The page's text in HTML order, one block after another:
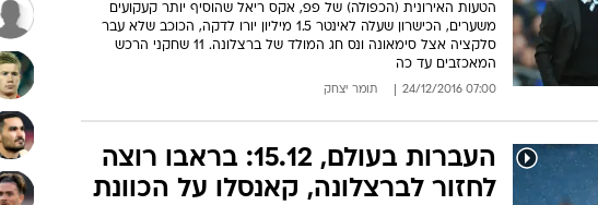
הטעות האירונית (הכפולה) של פפ, אקס ריאל שהוסיף יותר קעקועים
משערים, הכישרון שעלה לאינטר 1.5 מיליון יורו לדקה, הכוכב שלא עבר
סלקציה אצל סימאונה ונס חג המולד של ברצלונה. 11 שחקני הרכש
המאכזבים עד כה
07:00 24/12/2016 תומר יצחק
העברות בעולם, 15.12: בראבו רוצה
לחזור לברצלונה, קאנסלו על הכוונת